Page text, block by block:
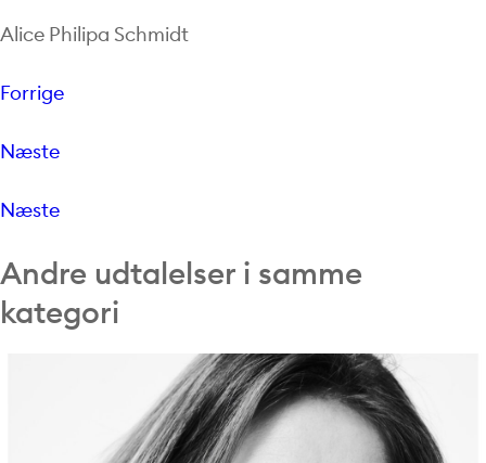
Alice Philipa Schmidt
Forrige
Næste
Næste
Andre udtalelser i samme
kategori